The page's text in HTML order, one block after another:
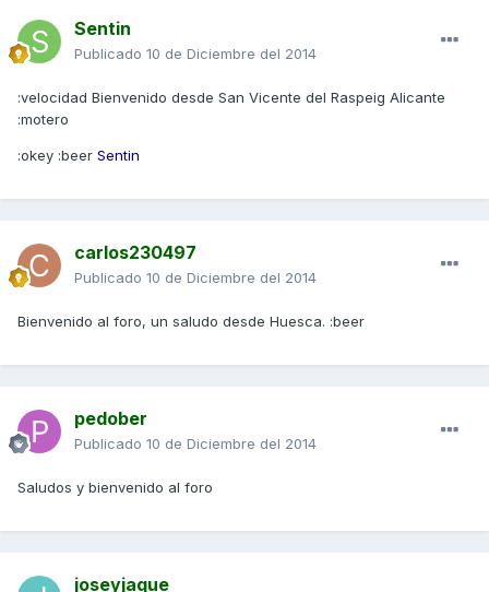
Sentin
Publicado 10 de Diciembre del 2014
:velocidad Bienvenido desde San Vicente del Raspeig Alicante
:motero
:okey :beer Sentin
carlos230497
Publicado 10 de Diciembre del 2014
Bienvenido al foro, un saludo desde Huesca. :beer
pedober
Publicado 10 de Diciembre del 2014
Saludos y bienvenido al foro
joseyjaque